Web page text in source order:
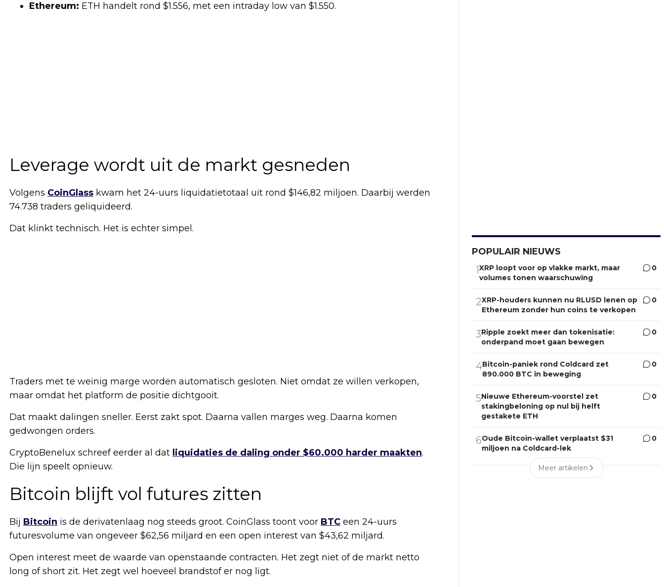
Ethereum: ETH handelt rond $1.556, met een intraday low van $1.550.
Leverage wordt uit de markt gesneden
Volgens CoinGlass kwam het 24-uurs liquidatietotaal uit rond $146,82 miljoen. Daarbij werden
74.738 traders geliquideerd.
Dat klinkt technisch. Het is echter simpel.
Traders met te weinig marge worden automatisch gesloten. Niet omdat ze willen verkopen,
maar omdat het platform de positie dichtgooit.
Dat maakt dalingen sneller. Eerst zakt spot. Daarna vallen marges weg. Daarna komen
gedwongen orders.
CryptoBenelux schreef eerder al dat liquidaties de daling onder $60.000 harder maakten.
Die lijn speelt opnieuw.
Bitcoin blijft vol futures zitten
Bij Bitcoin is de derivatenlaag nog steeds groot. CoinGlass toont voor BTC een 24-uurs
futuresvolume van ongeveer $62,56 miljard en een open interest van $43,62 miljard.
Open interest meet de waarde van openstaande contracten. Het zegt niet of de markt netto
long of short zit. Het zegt wel hoeveel brandstof er nog ligt.
POPULAIR NIEUWS
1XRP loopt voor op vlakke markt, maar
volumes tonen waarschuwing
0
2XRP-houders kunnen nu RLUSD lenen op
Ethereum zonder hun coins te verkopen
0
3Ripple zoekt meer dan tokenisatie:
onderpand moet gaan bewegen
0
4Bitcoin-paniek rond Coldcard zet
890.000 BTC in beweging
0
5Nieuwe Ethereum-voorstel zet
stakingbeloning op nul bij helft
gestakete ETH
0
6Oude Bitcoin-wallet verplaatst $31
miljoen na Coldcard-lek
0
Meer artikelen